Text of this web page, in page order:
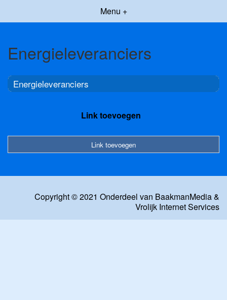
Menu +
Energieleveranciers
Energieleveranciers
Link toevoegen
Link toevoegen
Copyright © 2021 Onderdeel van BaakmanMedia&
Vrolijk Internet Services